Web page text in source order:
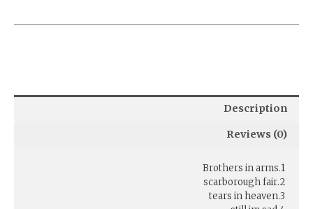
Description
Reviews (0)
1.Brothers in arms
2.scarborough fair
3.tears in heaven